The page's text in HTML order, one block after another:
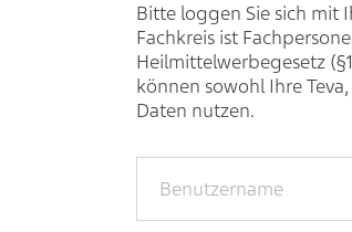
Bitte loggen Sie sich mit
Fachkreis ist
Heilmittelwerbegesetz
können sowohl Ihre
Daten nutzen.